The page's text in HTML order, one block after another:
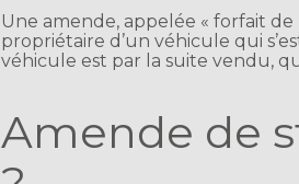
Une amende, appelée « forfait
propriétaire d’un véhicule qui
véhicule est par la suite vendu,
Amende de